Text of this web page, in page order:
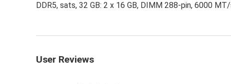
DDR5, sats, 32 GB: 2 x 16 GB, DIMM 288-pin, 6000
User Reviews